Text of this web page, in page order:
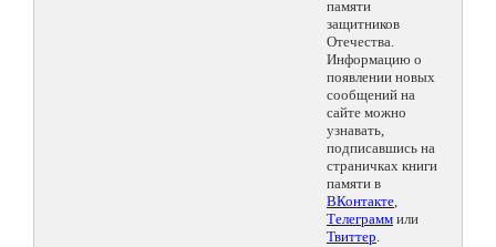
памяти
защитников
Отечества.
Информацию о
появлении новых
сообщений на
сайте можно
узнавать,
подписавшись на
страничках книги
памяти в
ВКонтакте,
Телеграмм или
Твиттер.